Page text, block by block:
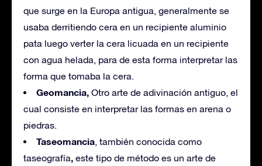
que surge en la Europa antigua, generalmente se
usaba derritiendo cera en un recipiente aluminio
pata luego verter la cera licuada en un recipiente
con agua helada, para de esta forma interpretar las
forma que tomaba la cera.
Geomancia, Otro arte de adivinación antiguo, el
cual consiste en interpretar las formas en arena o
piedras.
Taseomancia, también conocida como
taseografía, este tipo de método es un arte de